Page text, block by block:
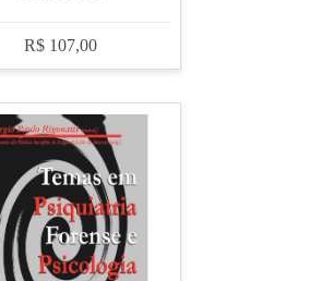
R$ 107,00